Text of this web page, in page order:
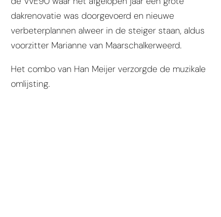
dakrenovatie was doorgevoerd en nieuwe
verbeterplannen alweer in de steiger staan, aldus
voorzitter Marianne van Maarschalkerweerd.
Het combo van Han Meijer verzorgde de muzikale
omlijsting.